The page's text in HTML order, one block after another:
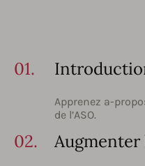
01.
Apprenez a-
de l’ASO.
02.